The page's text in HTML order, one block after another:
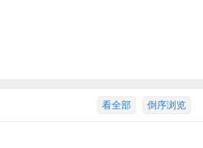
倒序浏览
看全部